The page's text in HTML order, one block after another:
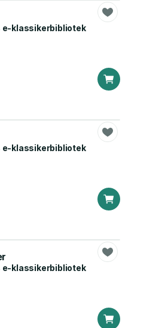
e-klassikerbibliotek
e-klassikerbibliotek
e-klassikerbibliotek